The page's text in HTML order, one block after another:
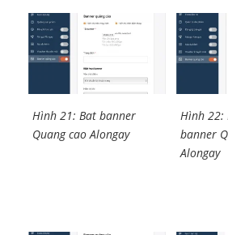
Hình 21: Bat banner
Quang cao Alongay
Hình 22:
banner
Alongay